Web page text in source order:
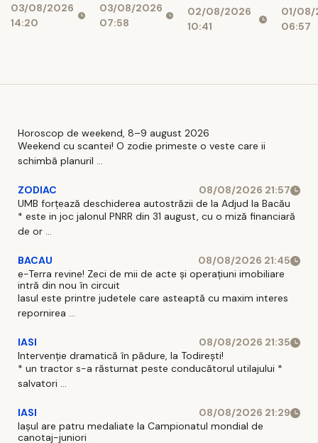
un nou
conflict.
proteste
03/08/2026
14:20
noi îi
așteaptă
intra în
03/08/2026
07:58
și bănci,
afectați de
02/08/2026
10:41
01/08/
06:57
Horoscop de weekend, 8–9 august 2026
Weekend cu scantei! O zodie primeste o veste care ii
schimbă planuril ...
ZODIAC
08/08/2026 21:57
UMB forțează deschiderea autostrăzii de la Adjud la Bacău
* este in joc jalonul PNRR din 31 august, cu o miză financiară
de or ...
BACAU
08/08/2026 21:45
e-Terra revine! Zeci de mii de acte și operațiuni imobiliare
intră din nou în circuit
Iasul este printre judetele care asteaptă cu maxim interes
repornirea ...
IASI
08/08/2026 21:35
Intervenție dramatică în pădure, la Todirești!
* un tractor s-a răsturnat peste conducătorul utilajului *
salvatori ...
IASI
08/08/2026 21:29
Iaşul are patru medaliate la Campionatul mondial de
canotaj-juniori